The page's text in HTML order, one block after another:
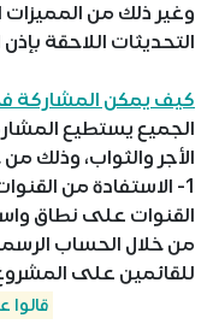
وغير ذلك من
التحديثات اللاحقة
كيف يمكن المشاركة
الجميع يستطيع
الأجر والثواب، وذلك
للقائمين على
قالوا